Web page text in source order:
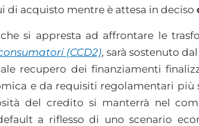
di acquisto mentre è attesa in deciso
si appresta ad affrontare le
(CCD2), sarà sostenuto
recupero dei finanziamenti
e da requisiti regolamentari
del credito si manterrà nel
a riflesso di uno scenario